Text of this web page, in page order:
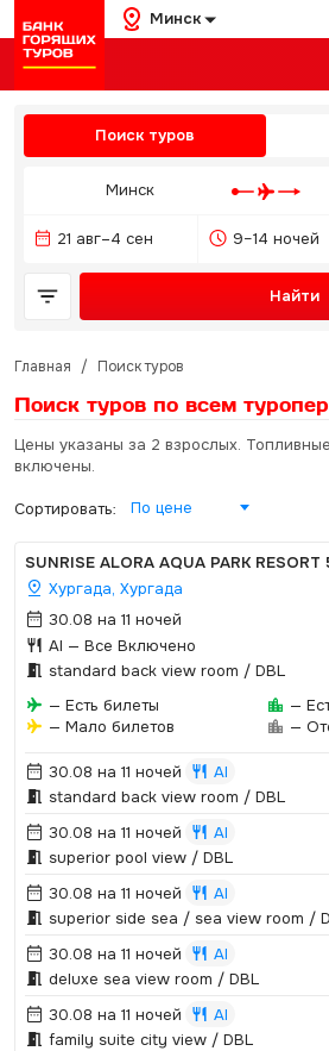
Минск
Поиск туров
Минск
21 авг–4 сен 9–14 ночей
Найти
Главная / Поиск туров
Поиск туров по всем
Цены указаны за 2 взрослых.
включены.
Сортировать: По цене
SUNRISE ALORA AQUA PARK RESORT
Хургада, Хургада
30.08 на 11 ночей
AI — Все Включено
standard back view room / DBL
— Есть билеты
— Мало билетов
—
—
30.08 на 11 ночей
AI
standard back view room / DBL
30.08 на 11 ночей
AI
superior pool view / DBL
30.08 на 11 ночей
AI
superior side sea / sea view room /
30.08 на 11 ночей
AI
deluxe sea view room / DBL
30.08 на 11 ночей
AI
family suite city view / DBL